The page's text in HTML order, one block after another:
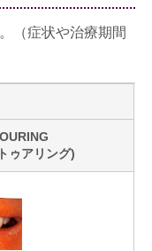
（症状や治療期間
ゥアリング)